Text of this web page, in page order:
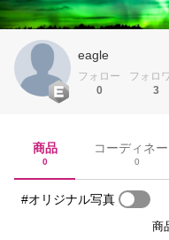
eagle
フォロー
0
フォロ
3
商品
0
コーディネー
0
#オリジナル写真
商